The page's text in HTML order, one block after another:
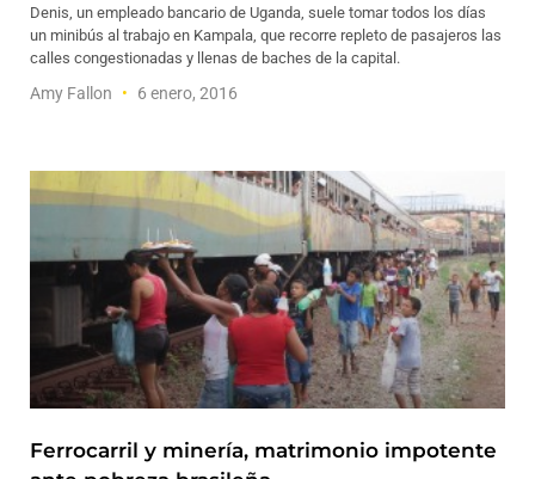
Denis, un empleado bancario de Uganda, suele tomar todos los días
un minibús al trabajo en Kampala, que recorre repleto de pasajeros las
calles congestionadas y llenas de baches de la capital.
Amy Fallon 6 enero, 2016
Ferrocarril y minería, matrimonio impotente